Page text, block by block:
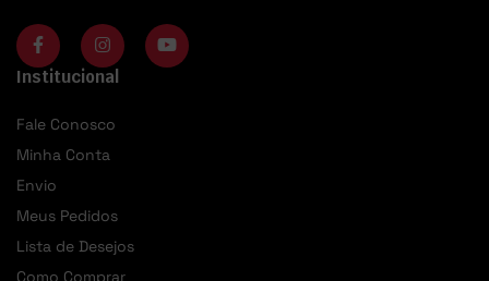
Institucional
Fale Conosco
Minha Conta
Envio
Meus Pedidos
Lista de Desejos
Como Comprar